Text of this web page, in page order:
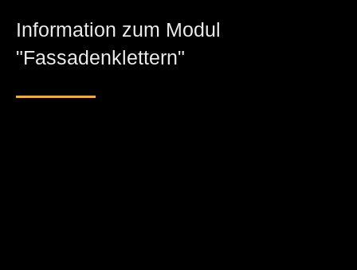
Information zum Modul
"Fassadenklettern"